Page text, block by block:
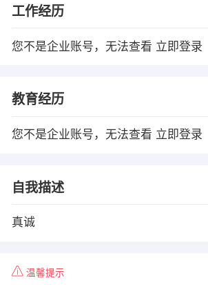
工作经历
您不是企业账号，无法查看 立即登录
教育经历
您不是企业账号，无法查看 立即登录
自我描述
真诚
温馨提示